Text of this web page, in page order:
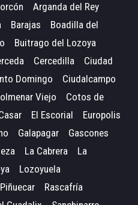
Arganda del Rey
Barajas
Boadilla del
Buitrago del Lozoya
Cercedilla
Ciudad
Domingo
Ciudalcampo
Viejo
Cotos de
El Escorial
Europolis
Galapagar
Gascones
La Cabrera
La
Lozoyuela
Piñuecar
Rascafría